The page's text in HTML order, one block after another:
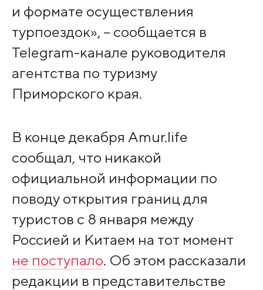
и формате осуществления
турпоездок», – сообщается в
Telegram-канале руководителя
агентства по туризму
Приморского края.
В конце декабря Amur.life
сообщал, что никакой
официальной информации по
поводу открытия границ для
туристов с 8 января между
Россией и Китаем на тот момент
не поступало. Об этом рассказали
редакции в представительстве